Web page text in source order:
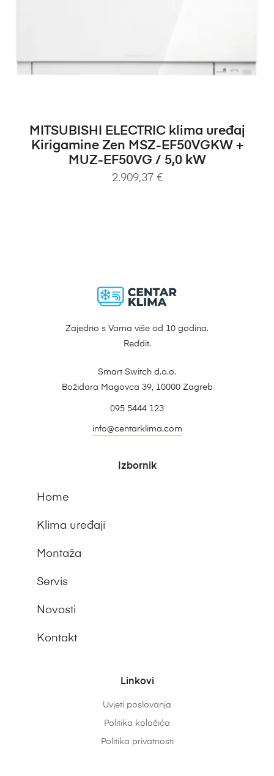
DODAJ U KOŠARICU
MITSUBISHI ELECTRIC klima uređaj
Kirigamine Zen MSZ-EF50VGKW +
MUZ-EF50VG / 5,0 kW
2.909,37 €
Zajedno s Vama više od 10 godina.
Reddit.
Smart Switch d.o.o.
Božidara Magovca 39, 10000 Zagreb
095 5444 123
info@centarklima.com
Izbornik
Home
Klima uređaji
Montaža
Servis
Novosti
Kontakt
Linkovi
Uvjeti poslovanja
Politika kolačića
Politika privatnosti